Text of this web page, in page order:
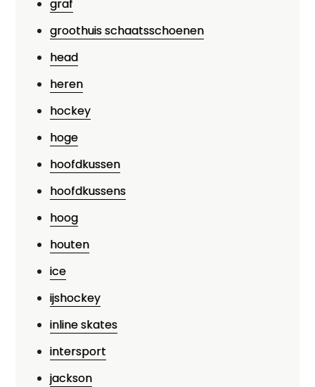
graf
groothuis schaatsschoenen
head
heren
hockey
hoge
hoofdkussen
hoofdkussens
hoog
houten
ice
ijshockey
inline skates
intersport
jackson